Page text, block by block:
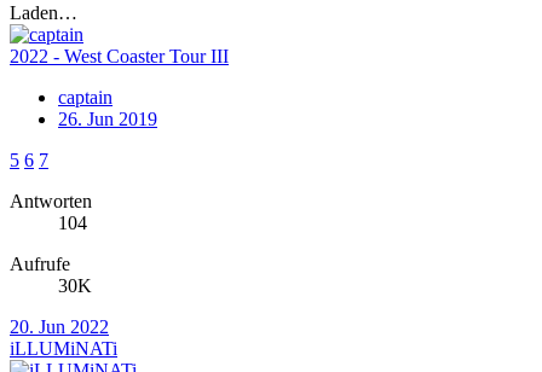
Laden…
2022 - West Coaster Tour III
captain
26. Jun 2019
5 6 7
Antworten
104
Aufrufe
30K
20. Jun 2022
iLLUMiNATi